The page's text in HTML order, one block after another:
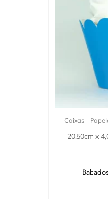
Caixas -
20,50cm x